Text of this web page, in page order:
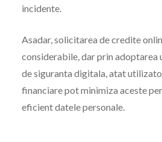
incidente.
Asadar, solicitarea de credite
considerabile, dar prin adoptarea
de siguranta digitala, atat
financiare pot minimiza aceste
eficient datele personale.